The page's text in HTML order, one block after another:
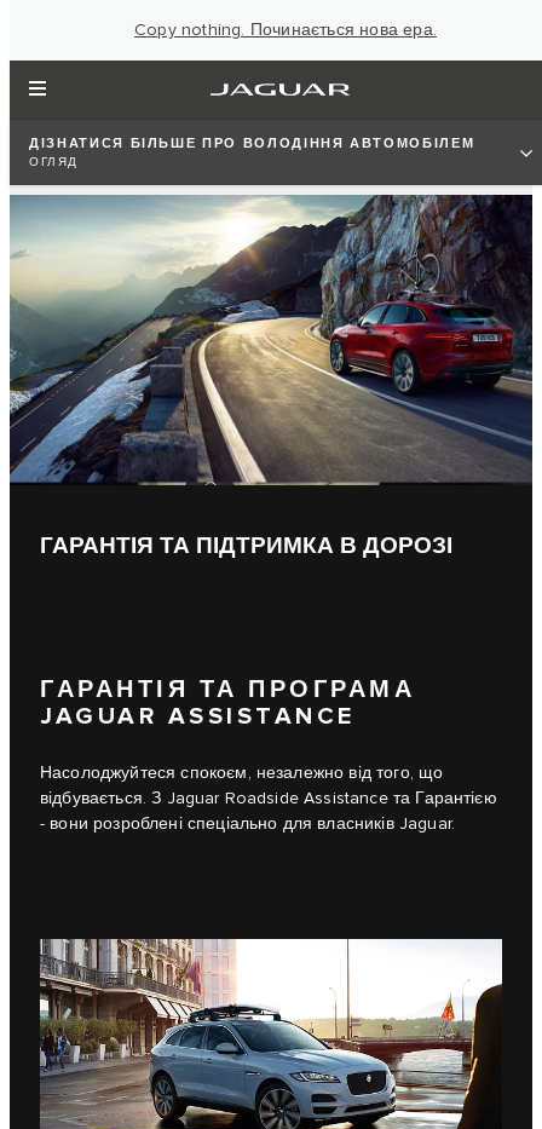
Copy nothing. Починається нова ера.
ДІЗНАТИСЯ БІЛЬШЕ ПРО ВОЛОДІННЯ АВТОМОБІЛЕМ
ОГЛЯД
ГАРАНТІЯ ТА ПІДТРИМКА В ДОРОЗІ
ГАРАНТІЯ ТА ПРОГРАМА
JAGUAR ASSISTANCE
Насолоджуйтеся спокоєм, незалежно від того, що
відбувається. З Jaguar Roadside Assistance та Гарантією
- вони розроблені спеціально для власників Jaguar.